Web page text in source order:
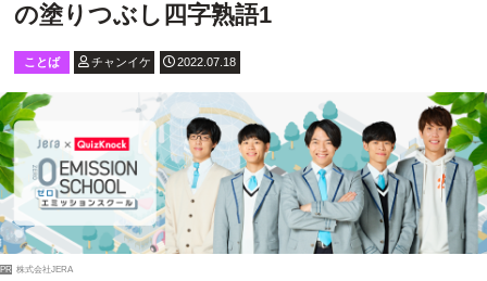
の塗りつぶし四字熟語1
ことば チャンイケ 2022.07.18
PR 株式会社JERA